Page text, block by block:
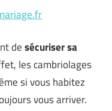
desécuriser sa
les cambriolages
si vous habitez
vous arriver.